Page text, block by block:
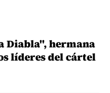
Diabla", hermana
líderes del cártel